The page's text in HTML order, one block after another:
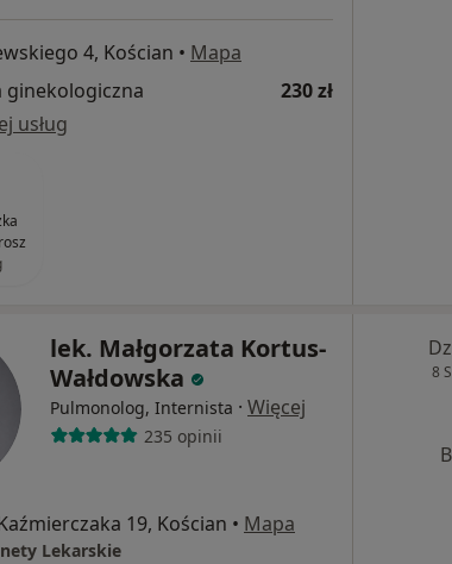
4, Kościan • Mapa
ginekologiczna
230 zł
usług
lek. Małgorzata Kortus-
Wałdowska
Pulmonolog, Internista · Więcej
235 opinii
19, Kościan • Mapa
Lekarskie
8